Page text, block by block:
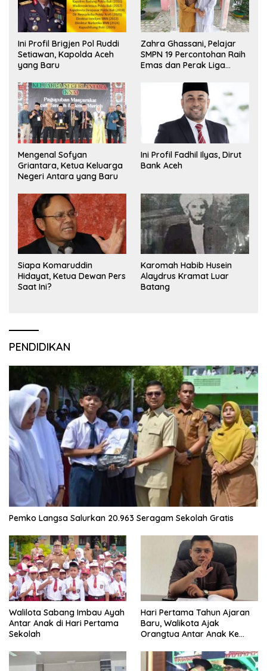
Ini Profil Brigjen Pol Ruddi
Setiawan, Kapolda Aceh
yang Baru
Zahra Ghassani, Pelajar
SMPN 19 Percontohan Raih
Emas dan Perak Liga
Mengenal Sofyan
Griantara, Ketua Keluarga
Negeri Antara yang Baru
Ini Profil Fadhil Ilyas, Dirut
Bank Aceh
Siapa Komaruddin
Hidayat, Ketua Dewan Pers
Saat Ini?
Karomah Habib Husein
Alaydrus Kramat Luar
Batang
PENDIDIKAN
Pemko Langsa Salurkan 20.963 Seragam Sekolah Gratis
Walilota Sabang Imbau Ayah
Antar Anak di Hari Pertama
Sekolah
Hari Pertama Tahun Ajaran
Baru, Walikota Ajak
Orangtua Antar Anak Ke